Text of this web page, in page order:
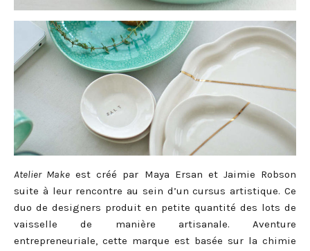
Atelier Make est créé par Maya Ersan et Jaimie Robson
suite à leur rencontre au sein d’un cursus artistique. Ce
duo de designers produit en petite quantité des lots de
vaisselle de manière artisanale. Aventure
entrepreneuriale, cette marque est basée sur la chimie